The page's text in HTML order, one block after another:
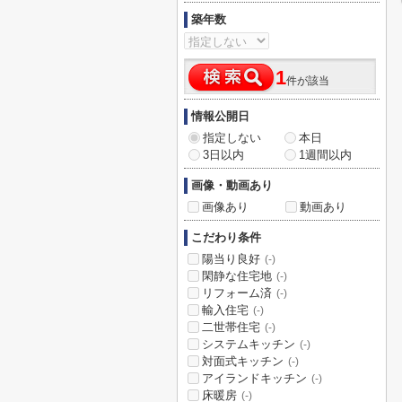
築年数
1件が該当
情報公開日
指定しない
本日
3日以内
1週間以内
画像・動画あり
画像あり
動画あり
こだわり条件
陽当り良好 (-)
閑静な住宅地 (-)
リフォーム済 (-)
輸入住宅 (-)
二世帯住宅 (-)
システムキッチン (-)
対面式キッチン (-)
アイランドキッチン (-)
床暖房 (-)